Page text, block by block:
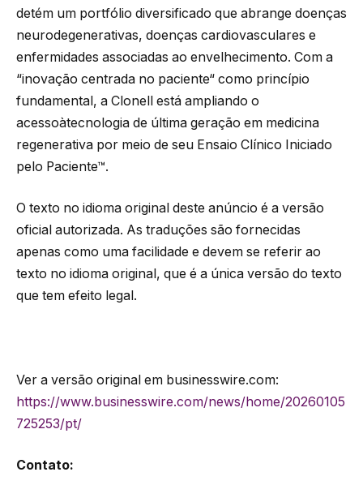
detém um portfólio diversificado que abrange doenças
neurodegenerativas, doenças cardiovasculares e
enfermidades associadas ao envelhecimento. Com a
“inovação centrada no paciente“ como princípio
fundamental, a Clonell está ampliando o
acessoàtecnologia de última geração em medicina
regenerativa por meio de seu Ensaio Clínico Iniciado
pelo Paciente™.
O texto no idioma original deste anúncio é a versão
oficial autorizada. As traduções são fornecidas
apenas como uma facilidade e devem se referir ao
texto no idioma original, que é a única versão do texto
que tem efeito legal.
Ver a versão original em businesswire.com:
https://www.businesswire.com/news/home/20260105
725253/pt/
Contato: